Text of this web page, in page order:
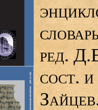
ред.
сост.